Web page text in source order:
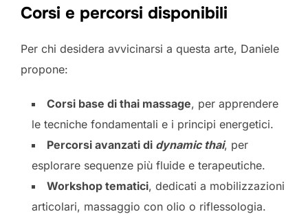
Corsi e percorsi disponibili
Per chi desidera avvicinarsi a questa arte, Daniele
propone:
Corsi base di thai massage, per apprendere
le tecniche fondamentali e i principi energetici.
Percorsi avanzati di dynamic thai, per
esplorare sequenze più fluide e terapeutiche.
Workshop tematici, dedicati a mobilizzazioni
articolari, massaggio con olio o riflessologia.